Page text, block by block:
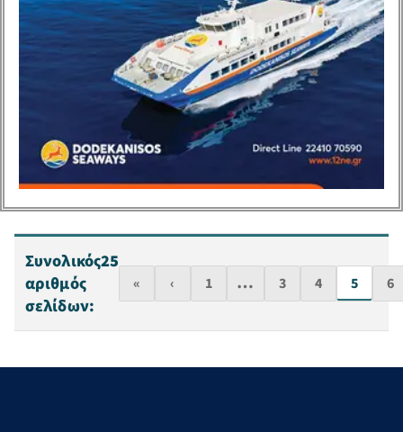
Παππάς.
Συνολικός
αριθμός
σελίδων:
25
« ‹ 1 … 3 4 5 6